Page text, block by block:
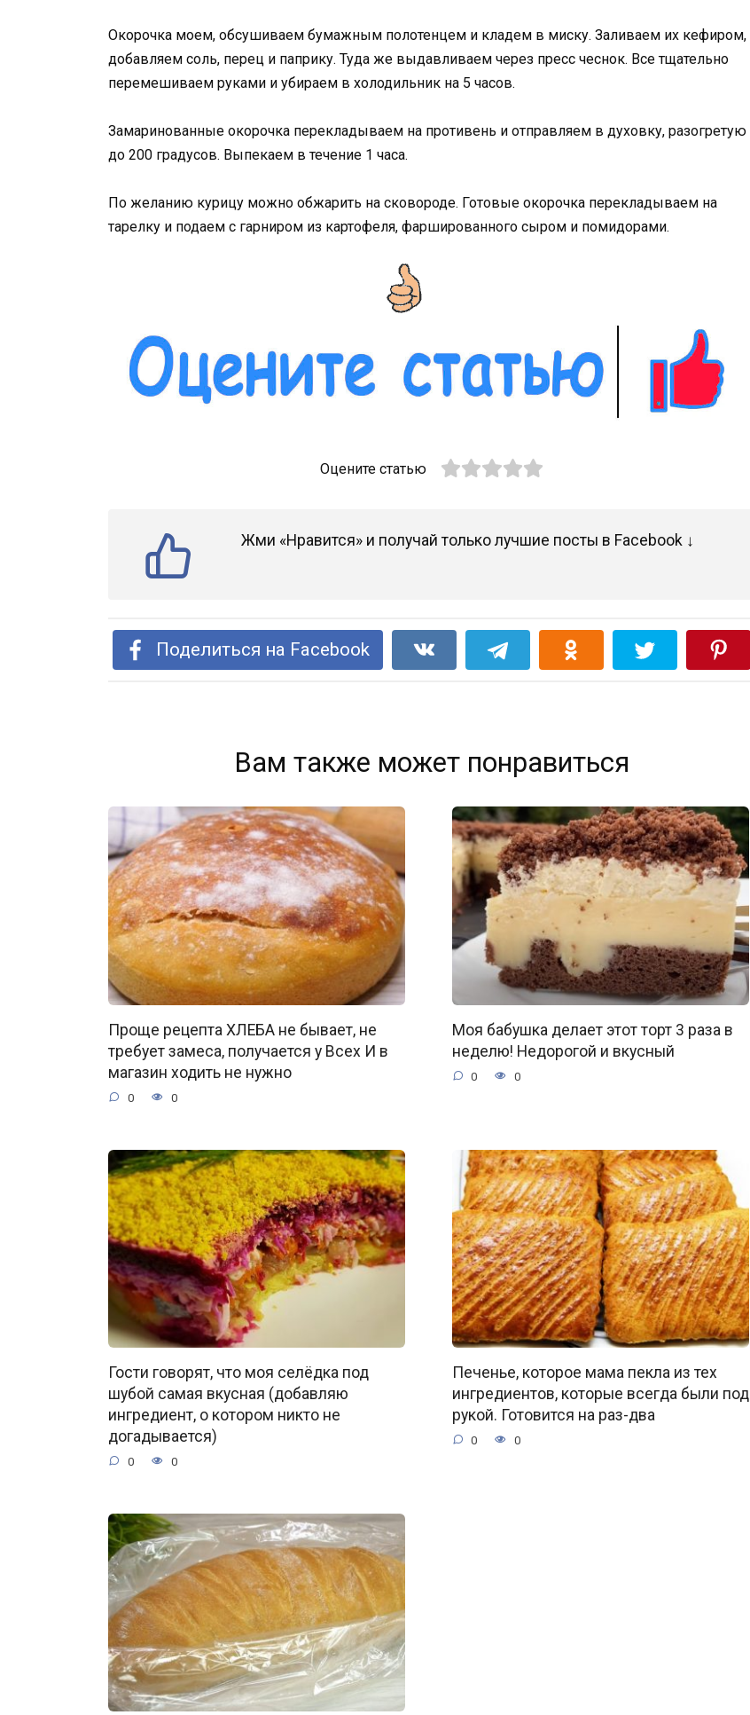
Окорочка моем, обсушиваем бумажным полотенцем и кладем в миску. Заливаем их кефиром,
добавляем соль, перец и паприку. Туда же выдавливаем через пресс чеснок. Все тщательно
перемешиваем руками и убираем в холодильник на 5 часов.
Замаринованные окорочка перекладываем на противень и отправляем в духовку, разогретую
до 200 градусов. Выпекаем в течение 1 часа.
По желанию курицу можно обжарить на сковороде. Готовые окорочка перекладываем на
тарелку и подаем с гарниром из картофеля, фаршированного сыром и помидорами.
Оцените статью
Жми «Нравится» и получай только лучшие посты в Facebook ↓
Поделиться на Facebook
Вам также может понравиться
Проще рецепта ХЛЕБА не бывает, не
требует замеса, получается у Всех И в
магазин ходить не нужно
0 0
Моя бабушка делает этот торт 3 раза в
неделю! Недорогой и вкусный
0 0
Гости говорят, что моя селёдка под
шубой самая вкусная (добавляю
ингредиент, о котором никто не
догадывается)
0 0
Печенье, которое мама пекла из тех
ингредиентов, которые всегда были под
рукой. Готовится на раз-два
0 0